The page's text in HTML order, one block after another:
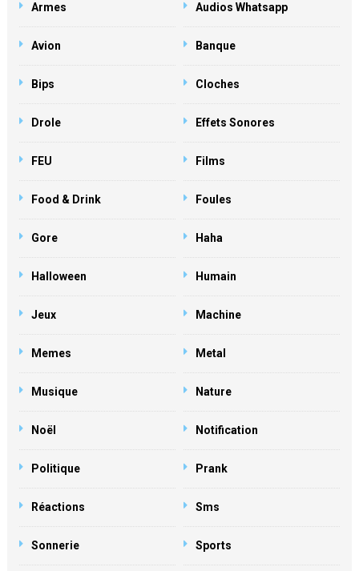
Armes Audios Whatsapp
Avion Banque
Bips Cloches
Drole Effets Sonores
FEU Films
Food & Drink Foules
Gore Haha
Halloween Humain
Jeux Machine
Memes Metal
Musique Nature
Noël Notification
Politique Prank
Réactions Sms
Sonnerie Sports